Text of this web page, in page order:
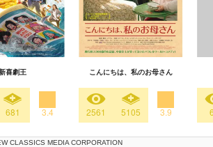
喜劇王
681 3.4
こんにちは、私のお母さん
2561 5105 3.9
CLASSICS MEDIA CORPORATION